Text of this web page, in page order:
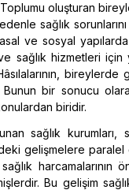
oluşturan
sağlık
ve sosyal yapılarda
sağlık hizmetleri için
bireylerde
Bunun bir sonucu
biridir.
sağlık kurumları,
gelişmelere paralel
harcamalarının
Bu gelişim